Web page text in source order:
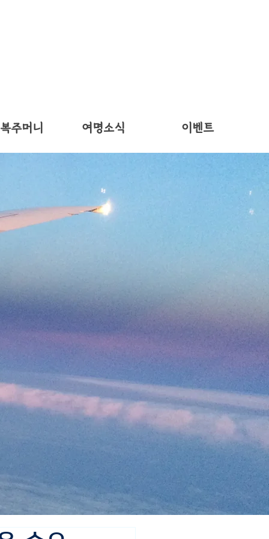
주머니 여명소식 이벤트